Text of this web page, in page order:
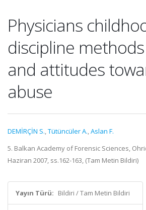
Physicians
discipline
and attitudes
abuse
DEMİRÇİN S.,Tütüncüler A.,Aslan F.
5. Balkan Academy of Forensic Sciences,
Haziran 2007, ss.162-163, (Tam Metin Bildiri)
Yayın Türü: Bildiri / Tam Metin Bildiri